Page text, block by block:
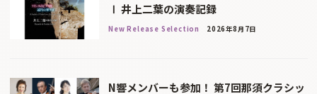
Ⅰ 井上二葉の演奏記録
New Release Selection 2026年8月7日
N響メンバーも参加！ 第7回那須クラシッ